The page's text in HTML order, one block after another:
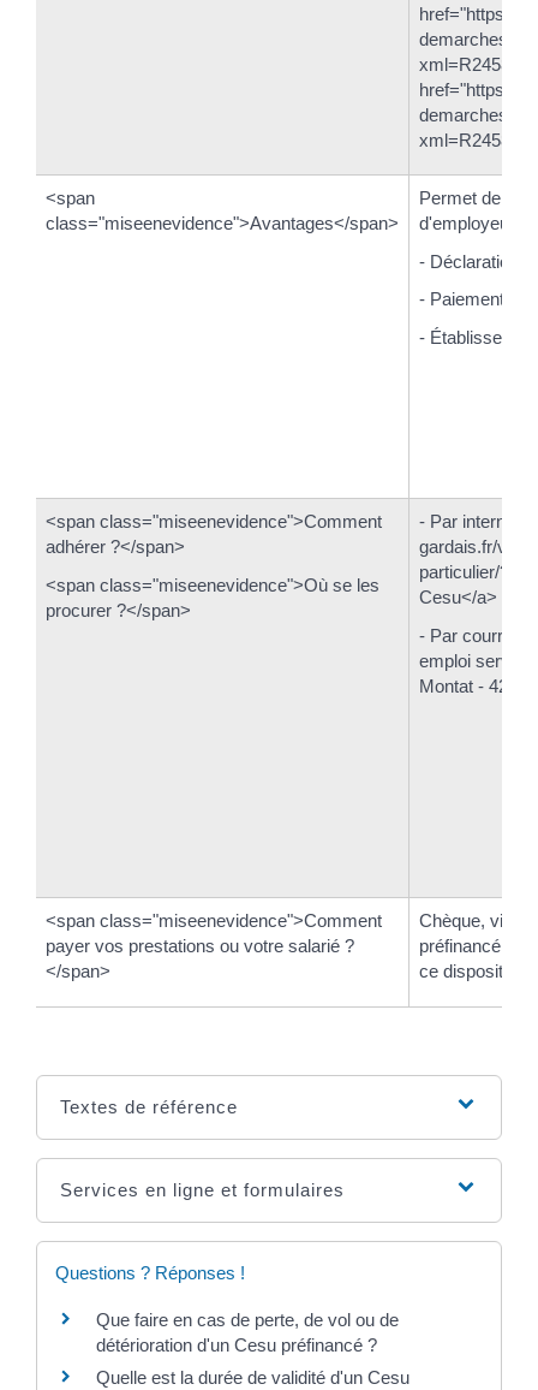
href="https://
demarches/
href="https://
demarches/
<span
class="miseenevidence">Avantages</span>
Permet de
d'employeur,
- Déclaration
- Paiement
-
<span class="miseenevidence">Comment
adhérer ?</span>
<span class="miseenevidence">Où se les
procurer ?</span>
- Par internet
gardais.fr/
particulier/
Cesu</a>
- Par courrier :
emploi service
Montat - 42
<span class="miseenevidence">Comment
payer vos prestations ou votre salarié ?
</span>
Chèque,
préfinancé ou
ce dispositif
Textes de référence
Services en ligne et formulaires
Questions ? Réponses !
Que faire en cas de perte, de vol ou de
détérioration d'un Cesu préfinancé ?
Quelle est la durée de validité d'un Cesu